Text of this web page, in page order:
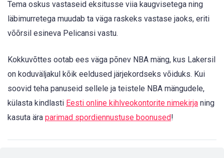
Tema oskus vastaseid eksitusse viia kaugvisetega ning
läbimurretega muudab ta väga raskeks vastase jaoks, eriti
võõrsil esineva Pelicansi vastu.
Kokkuvõttes ootab ees väga põnev NBA mäng, kus Lakersil
on koduväljakul kõik eeldused järjekordseks võiduks. Kui
soovid teha panuseid sellele ja teistele NBA mängudele,
külasta kindlasti Eesti online kihlveokontorite nimekirja ning
kasuta ära parimad spordiennustuse boonused!